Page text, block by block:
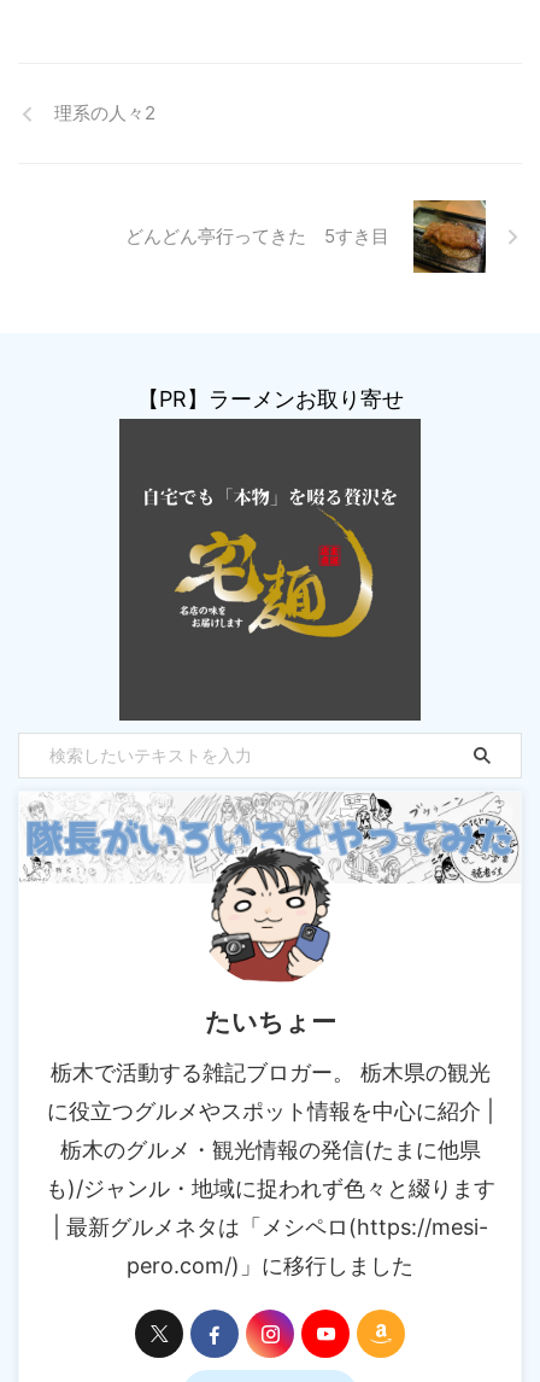
理系の人々2
どんどん亭行ってきた 5すき目
【PR】ラーメンお取り寄せ
たいちょー
栃木で活動する雑記ブロガー。 栃木県の観光
に役立つグルメやスポット情報を中心に紹介 |
栃木のグルメ・観光情報の発信(たまに他県
も)/ジャンル・地域に捉われず色々と綴ります
| 最新グルメネタは「メシペロ(https://mesi-
pero.com/)」に移行しました